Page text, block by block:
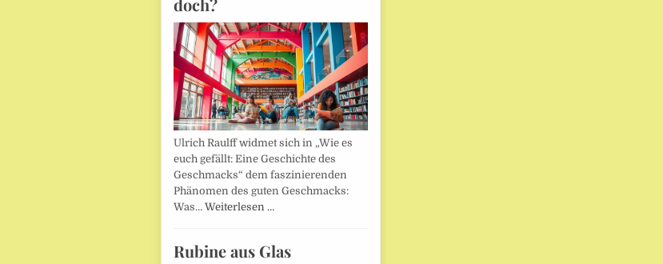
Ulrich Raulff widmet sich in „Wie es
euch gefällt: Eine Geschichte des
Geschmacks“ dem faszinierenden
Phänomen des guten Geschmacks:
Was… Weiterlesen …
Rubine aus Glas